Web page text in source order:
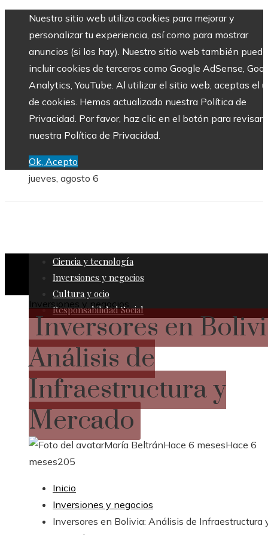
Nuestro sitio web utiliza cookies para mejorar y
personalizar tu experiencia, así como para mostrar
anuncios (si los hay). Nuestro sitio web también puede
incluir cookies de terceros como Google AdSense,
Analytics, YouTube. Al utilizar el sitio web, aceptas el
de cookies. Hemos actualizado nuestra Política de
Privacidad. Por favor, haz clic en el botón para revisar
nuestra Política de Privacidad.
Ok, Acepto
jueves, agosto 6
Ciencia y tecnología
Inversiones y negocios
Cultura y ocio
Responsabilidad Social
Inversiones y negocios
Inversores en
Análisis de
Infraestructura y
Mercado
María BeltránHace 6 mesesHace 6
meses205
Inicio
Inversiones y negocios
Inversores en Bolivia: Análisis de Infraestructura